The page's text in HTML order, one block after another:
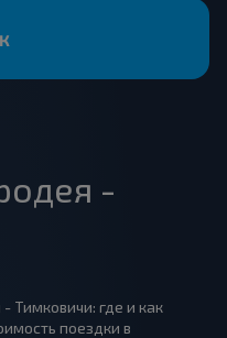
-
Тимковичи: где и как
поездки в